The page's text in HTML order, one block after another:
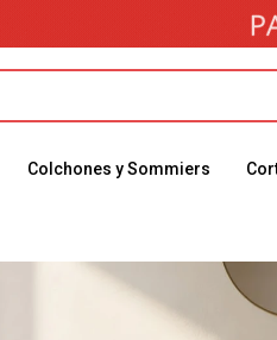
Colchones y Sommiers